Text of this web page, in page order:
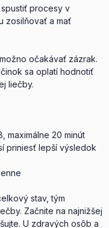
procesy v
zosilňovať a mať
očakávať zázrak.
sa oplatí hodnotiť
liečby.
maximálne 20 minút
priniesť lepší výsledok
stav, tým
Začnite na najnižšej
U zdravých osôb a